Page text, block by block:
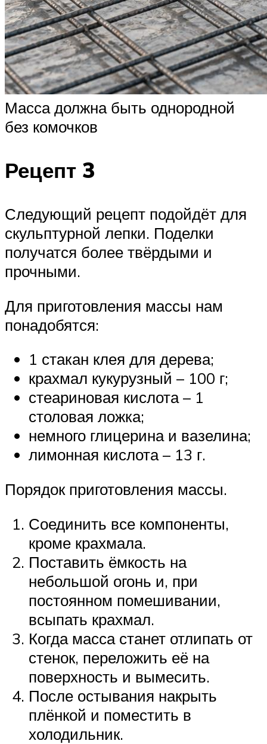
Масса должна быть однородной
без комочков
Рецепт 3
Следующий рецепт подойдёт для
скульптурной лепки. Поделки
получатся более твёрдыми и
прочными.
Для приготовления массы нам
понадобятся:
1 стакан клея для дерева;
крахмал кукурузный – 100 г;
стеариновая кислота – 1
столовая ложка;
немного глицерина и вазелина;
лимонная кислота – 13 г.
Порядок приготовления массы.
Соединить все компоненты,
кроме крахмала.
Поставить ёмкость на
небольшой огонь и, при
постоянном помешивании,
всыпать крахмал.
Когда масса станет отлипать от
стенок, переложить её на
поверхность и вымесить.
После остывания накрыть
плёнкой и поместить в
холодильник.